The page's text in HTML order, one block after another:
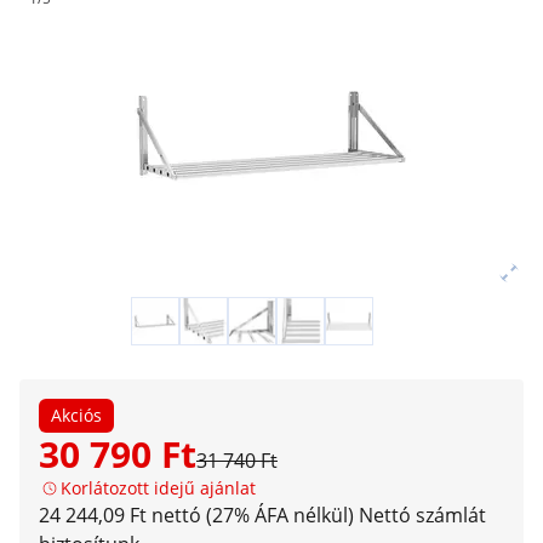
Akciós
30 790 Ft31 740 Ft
Korlátozott idejű ajánlat
24 244,09 Ft nettó (27% ÁFA nélkül) Nettó számlát